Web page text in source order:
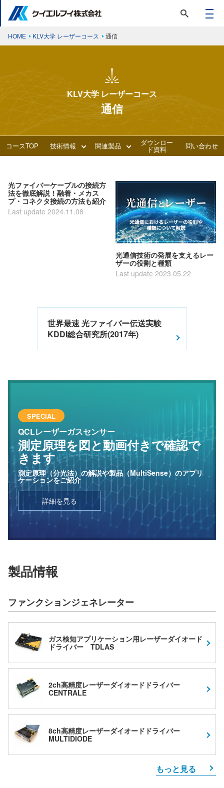
HOME KLV大学 レーザーコース 通信
KLV大学 レーザーコース
通信
コースTOP 技術情報 関連製品 ダウンロー
ド資料 問い合わせ
光ファイバーケーブルの接続方
法を徹底解説！融着・メカス
プ・コネクタ接続の方法も紹介
Last update 2024.11.08
光通信技術の発展を支えるレー
ザーの役割と種類
Last update 2023.05.22
世界最速 光ファイバー伝送実験
KDDI総合研究所(2017年)
SPECIAL
QCLレーザーガスセンサー
測定原理を図と動画付きで確認で
きます
測定原理（分光法）の解説や製品（MultiSense）のアプリ
ケーションをご紹介
詳細を見る
製品情報
ファンクションジェネレーター
ガス検知アプリケーション用レーザーダイオード
ドライバー TDLAS
2ch高精度レーザーダイオードドライバー
CENTRALE
8ch高精度レーザーダイオードドライバー
MULTIDIODE
もっと見る